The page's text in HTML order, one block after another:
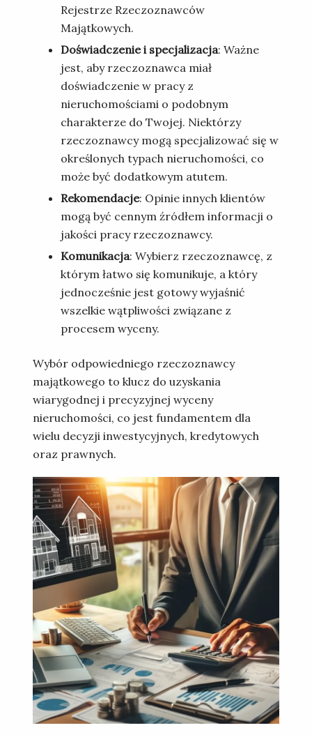
Rejestrze Rzeczoznawców
Majątkowych.
Doświadczenie i specjalizacja: Ważne
jest, aby rzeczoznawca miał
doświadczenie w pracy z
nieruchomościami o podobnym
charakterze do Twojej. Niektórzy
rzeczoznawcy mogą specjalizować się w
określonych typach nieruchomości, co
może być dodatkowym atutem.
Rekomendacje: Opinie innych klientów
mogą być cennym źródłem informacji o
jakości pracy rzeczoznawcy.
Komunikacja: Wybierz rzeczoznawcę, z
którym łatwo się komunikuje, a który
jednocześnie jest gotowy wyjaśnić
wszelkie wątpliwości związane z
procesem wyceny.
Wybór odpowiedniego rzeczoznawcy
majątkowego to klucz do uzyskania
wiarygodnej i precyzyjnej wyceny
nieruchomości, co jest fundamentem dla
wielu decyzji inwestycyjnych, kredytowych
oraz prawnych.